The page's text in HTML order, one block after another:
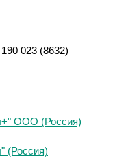
023 (8632)
ООО (Россия)
(Россия)